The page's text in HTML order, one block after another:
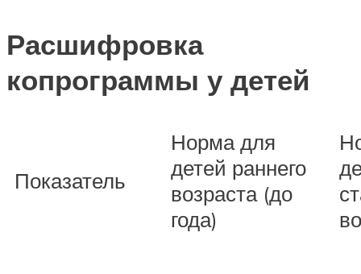
Расшифровка
копрограммы у детей
Показатель
Норма для
детей раннего
возраста (до
года)